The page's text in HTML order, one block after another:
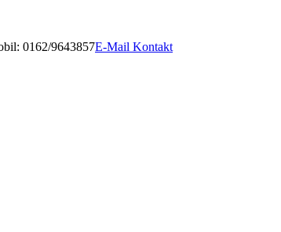
0162/9643857E-Mail Kontakt